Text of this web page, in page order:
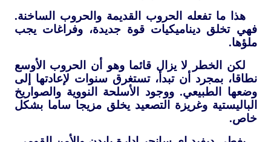
هذا ما تفعله الحروب القديمة والحروب الساخنة.
فهي تخلق ديناميكيات قوة جديدة، وفراغات يجب
ملؤها.
لكن الخطر لا يزال قائما وهو أن الحروب الأوسع
نطاقا، بمجرد أن تبدأ، تستغرق سنوات لإعادتها إلى
وضعها الطبيعي. ووجود الأسلحة النووية والصواريخ
الباليستية وغريزة التصعيد يخلق مزيجا ساما بشكل
خاص.